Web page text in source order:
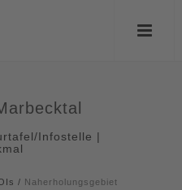
Infostelle |
/ Naherholungsgebiet